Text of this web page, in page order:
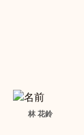
林 花鈴